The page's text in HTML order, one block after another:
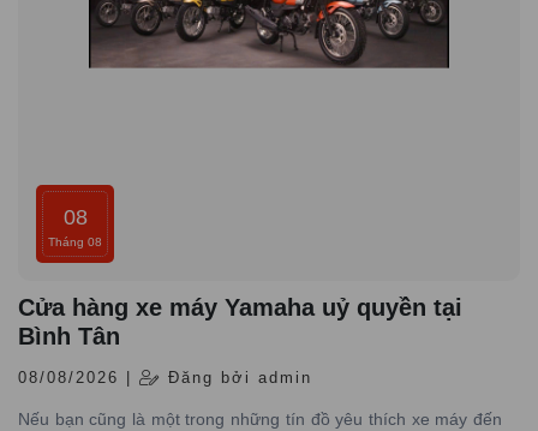
08
Tháng 08
Cửa hàng xe máy Yamaha uỷ quyền tại
Bình Tân
08/08/2026 | Đăng bởi admin
Nếu bạn cũng là một trong những tín đồ yêu thích xe máy đến